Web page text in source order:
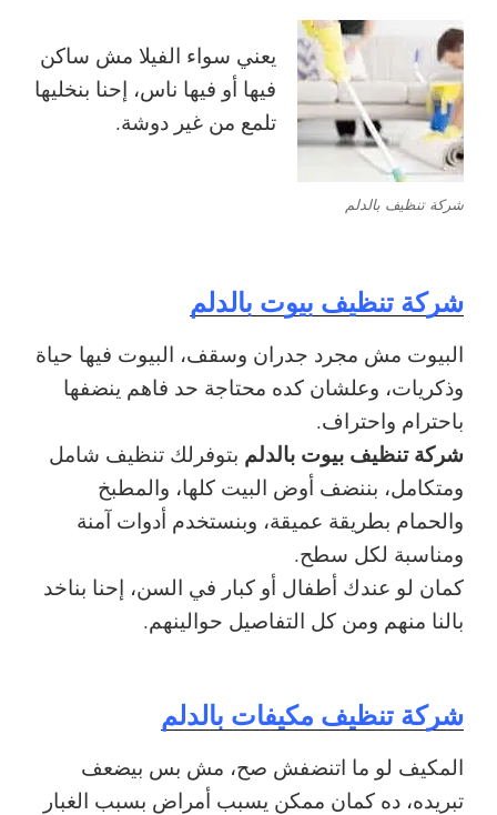
شركة تنظيف بالدلم
يعني سواء الفيلا مش ساكن
فيها أو فيها ناس، إحنا بنخليها
تلمع من غير دوشة.
شركة تنظيف بيوت بالدلم
البيوت مش مجرد جدران وسقف، البيوت فيها حياة
وذكريات، وعلشان كده محتاجة حد فاهم ينضفها
باحترام واحتراف.
شركة تنظيف بيوت بالدلم بتوفرلك تنظيف شامل
ومتكامل، بننضف أوض البيت كلها، والمطبخ
والحمام بطريقة عميقة، وبنستخدم أدوات آمنة
ومناسبة لكل سطح.
كمان لو عندك أطفال أو كبار في السن، إحنا بناخد
بالنا منهم ومن كل التفاصيل حوالينهم.
شركة تنظيف مكيفات بالدلم
المكيف لو ما اتنضفش صح، مش بس بيضعف
تبريده، ده كمان ممكن يسبب أمراض بسبب الغبار